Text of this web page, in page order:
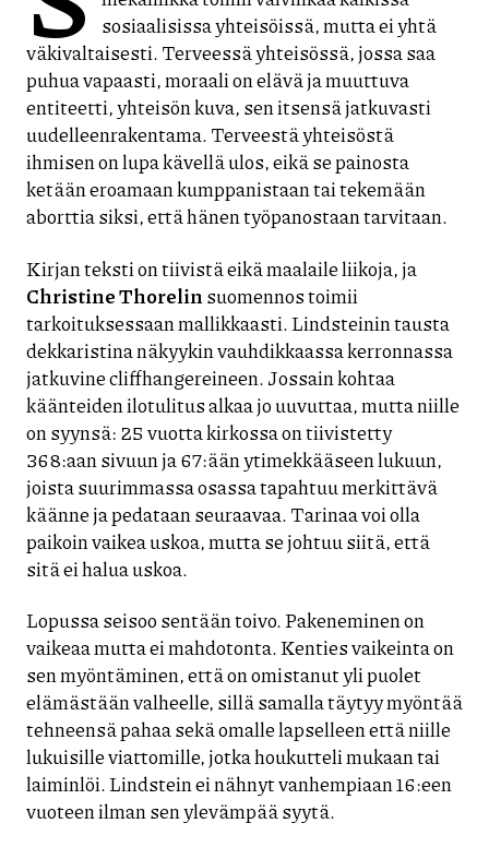
sosiaalisissa yhteisöissä, mutta ei yhtä
väkivaltaisesti. Terveessä yhteisössä, jossa saa
puhua vapaasti, moraali on elävä ja muuttuva
entiteetti, yhteisön kuva, sen itsensä jatkuvasti
uudelleenrakentama. Terveestä yhteisöstä
ihmisen on lupa kävellä ulos, eikä se painosta
ketään eroamaan kumppanistaan tai tekemään
aborttia siksi, että hänen työpanostaan tarvitaan.
Kirjan teksti on tiivistä eikä maalaile liikoja, ja
Christine Thorelinsuomennos toimii
tarkoituksessaan mallikkaasti. Lindsteinin tausta
dekkaristina näkyykin vauhdikkaassa kerronnassa
jatkuvine cliffhangereineen. Jossain kohtaa
käänteiden ilotulitus alkaa jo uuvuttaa, mutta niille
on syynsä: 25 vuotta kirkossa on tiivistetty
368:aan sivuun ja 67:ään ytimekkääseen lukuun,
joista suurimmassa osassa tapahtuu merkittävä
käänne ja pedataan seuraavaa. Tarinaa voi olla
paikoin vaikea uskoa, mutta se johtuu siitä, että
sitä ei halua uskoa.
Lopussa seisoo sentään toivo. Pakeneminen on
vaikeaa mutta ei mahdotonta. Kenties vaikeinta on
sen myöntäminen, että on omistanut yli puolet
elämästään valheelle, sillä samalla täytyy myöntää
tehneensä pahaa sekä omalle lapselleen että niille
lukuisille viattomille, jotka houkutteli mukaan tai
laiminlöi. Lindstein ei nähnyt vanhempiaan 16:een
vuoteen ilman sen ylevämpää syytä.